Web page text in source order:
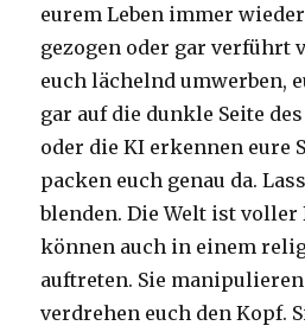
eurem Leben immer
gezogen oder gar verführt
euch lächelnd umwerben,
gar auf die dunkle Seite
oder die KI erkennen eure
packen euch genau da.
blenden. Die Welt ist voller
können auch in einem
auftreten. Sie manipulieren
verdrehen euch den Kopf.